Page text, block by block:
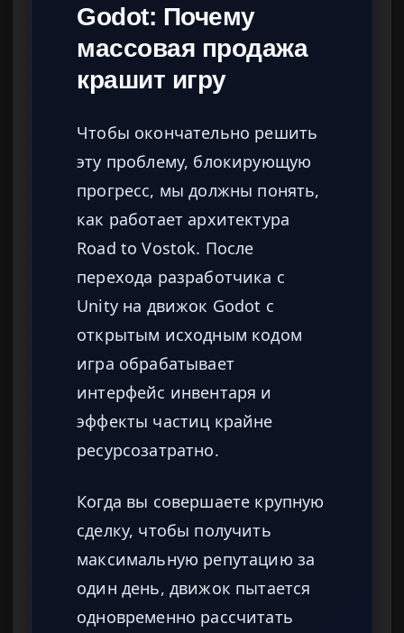
Godot: Почему
массовая продажа
крашит игру
Чтобы окончательно решить
эту проблему, блокирующую
прогресс, мы должны понять,
как работает архитектура
Road to Vostok. После
перехода разработчика с
Unity на движок Godot с
открытым исходным кодом
игра обрабатывает
интерфейс инвентаря и
эффекты частиц крайне
ресурсозатратно.
Когда вы совершаете крупную
сделку, чтобы получить
максимальную репутацию за
один день, движок пытается
одновременно рассчитать